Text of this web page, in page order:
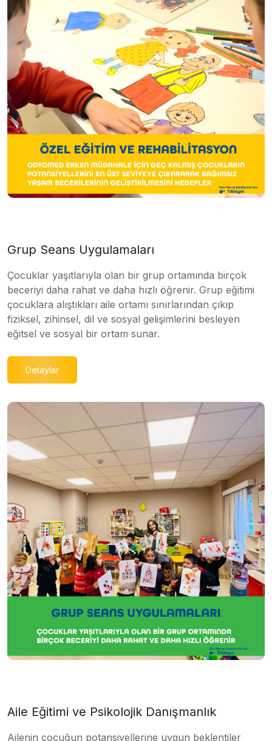
Grup Seans Uygulamaları
Çocuklar yaşıtlarıyla olan bir grup ortamında birçok
beceriyi daha rahat ve daha hızlı öğrenir. Grup eğitimi
çocuklara alıştıkları aile ortamı sınırlarından çıkıp
fiziksel, zihinsel, dil ve sosyal gelişimlerini besleyen
eğitsel ve sosyal bir ortam sunar.
Detaylar
Aile Eğitimi ve Psikolojik Danışmanlık
Ailenin çocuğun potansiyellerine uygun beklentiler